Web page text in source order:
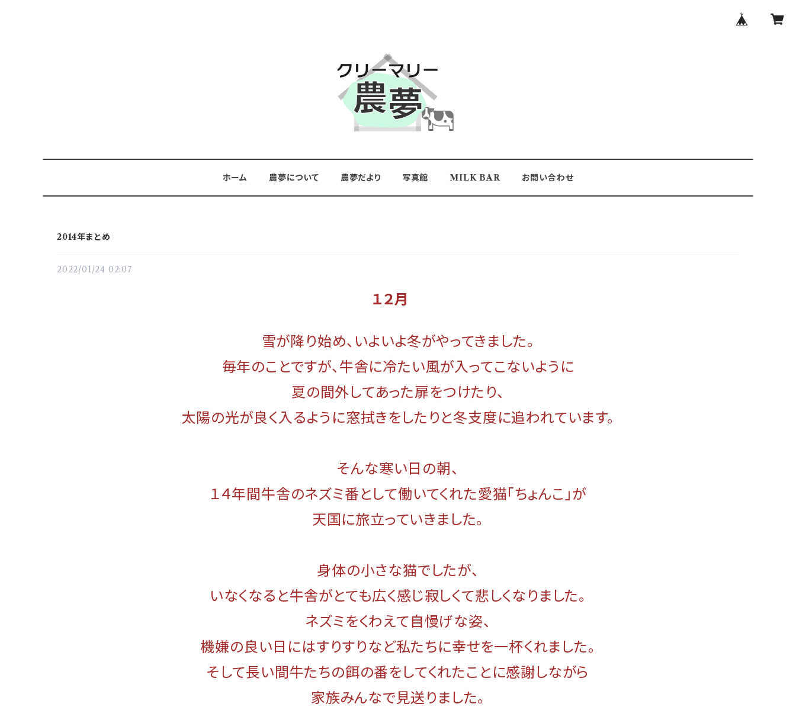
ホーム 農夢について 農夢だより 写真館 MILK BAR お問い合わせ
2014年まとめ
2022/01/24 02:07
１２月
雪が降り始め、いよいよ冬がやってきました。
毎年のことですが、牛舎に冷たい風が入ってこないように
夏の間外してあった扉をつけたり、
太陽の光が良く入るように窓拭きをしたりと冬支度に追われています。
そんな寒い日の朝、
１４年間牛舎のネズミ番として働いてくれた愛猫「ちょんこ」が
天国に旅立っていきました。
身体の小さな猫でしたが、
いなくなると牛舎がとても広く感じ寂しくて悲しくなりました。
ネズミをくわえて自慢げな姿、
機嫌の良い日にはすりすりなど私たちに幸せを一杯くれました。
そして長い間牛たちの餌の番をしてくれたことに感謝しながら
家族みんなで見送りました。